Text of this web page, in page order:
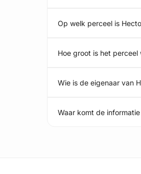
Op welk perceel is
Hoe groot is het
Wie is de eigenaar van
Waar komt de